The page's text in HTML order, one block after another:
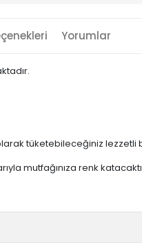
Yorumlar
tüketebileceğiniz lezzetli
mutfağınıza renk